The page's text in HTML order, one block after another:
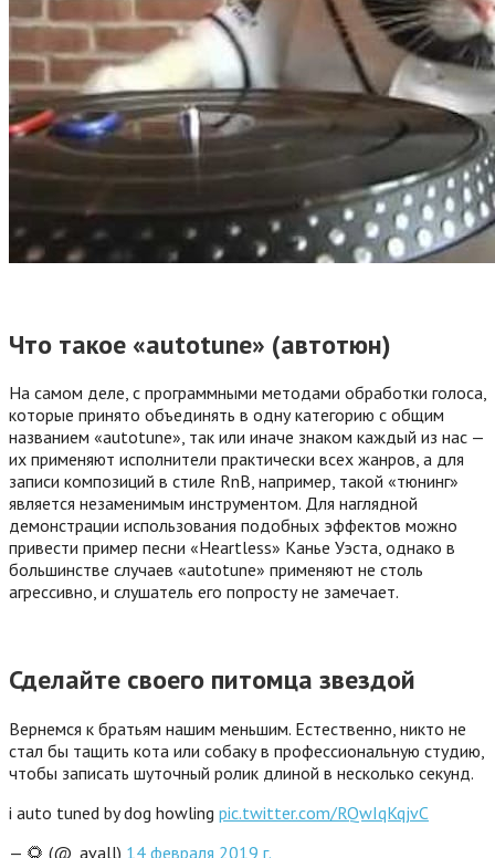
Что такое «autotune» (автотюн)
На самом деле, с программными методами обработки голоса,
которые принято объединять в одну категорию с общим
названием «autotune», так или иначе знаком каждый из нас —
их применяют исполнители практически всех жанров, а для
записи композиций в стиле RnB, например, такой «тюнинг»
является незаменимым инструментом. Для наглядной
демонстрации использования подобных эффектов можно
привести пример песни «Heartless» Канье Уэста, однако в
большинстве случаев «autotune» применяют не столь
агрессивно, и слушатель его попросту не замечает.
Сделайте своего питомца звездой
Вернемся к братьям нашим меньшим. Естественно, никто не
стал бы тащить кота или собаку в профессиональную студию,
чтобы записать шуточный ролик длиной в несколько секунд.
i auto tuned by dog howling pic.twitter.com/RQwIqKqjvC
— 🌻 (@_avall) 14 февраля 2019 г.